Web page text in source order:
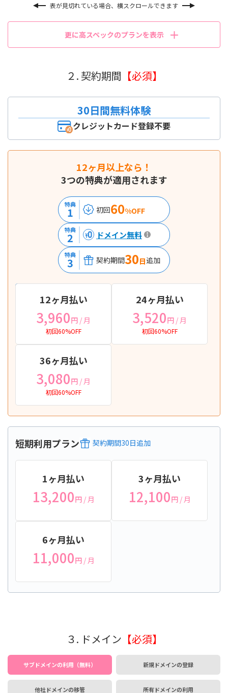
表が見切れている場合、横スクロールできます
更に高スペックのプランを表示
２. 契約期間 【必須】
30日間無料体験
クレジットカード登録不要
12ヶ月以上なら！
3つの特典が適用されます
特典
1 初回60%OFF
特典
2 ドメイン無料
特典
3 契約期間30日追加
12ヶ月払い
3,960円 / 月
初回60%OFF
24ヶ月払い
3,520円 / 月
初回60%OFF
36ヶ月払い
3,080円 / 月
初回60%OFF
短期利用プラン 契約期間30日追加
1ヶ月払い
13,200円/ 月
3ヶ月払い
12,100円/ 月
6ヶ月払い
11,000円/ 月
３. ドメイン 【必須】
サブドメインの利用（無料） 新規ドメインの登録
他社ドメインの移管 所有ドメインの利用